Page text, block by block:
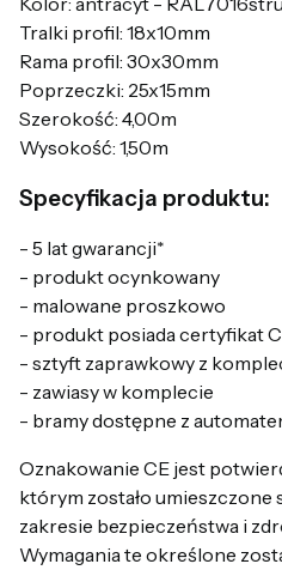
Tralki profil: 18x10mm
Rama profil: 30x30mm
Poprzeczki: 25x15mm
Szerokość: 4,00m
Wysokość: 1,50m
Specyfikacja produktu:
- 5 lat gwarancji*
- produkt ocynkowany
- malowane proszkowo
- produkt posiada certyfikat
- sztyft zaprawkowy z
- zawiasy w komplecie
- bramy dostępne z
Oznakowanie CE jest
którym zostało umieszczone
zakresie bezpieczeństwa i
Wymagania te określone